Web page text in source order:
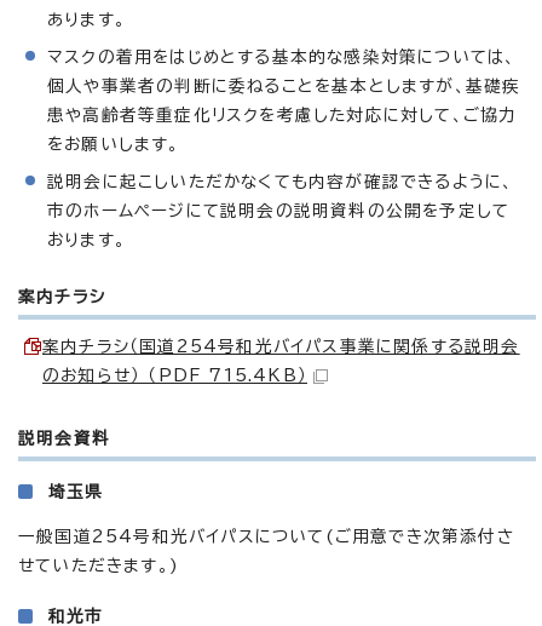
あります。
マスクの着用をはじめとする基本的な感染対策については、
個人や事業者の判断に委ねることを基本としますが、基礎疾
患や高齢者等重症化リスクを考慮した対応に対して、ご協力
をお願いします。
説明会に起こしいただかなくても内容が確認できるように、
市のホームページにて説明会の説明資料の公開を予定して
おります。
案内チラシ
案内チラシ（国道254号和光バイパス事業に関係する説明会
のお知らせ） （PDF 715.4KB）
説明会資料
埼玉県
一般国道254号和光バイパスについて(ご用意でき次第添付さ
せていただきます。)
和光市